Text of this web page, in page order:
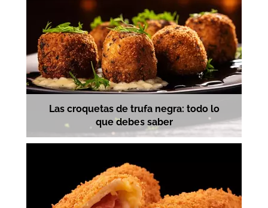
Las croquetas de trufa negra: todo lo
que debes saber